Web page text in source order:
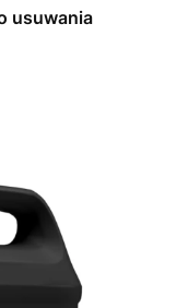
usuwania